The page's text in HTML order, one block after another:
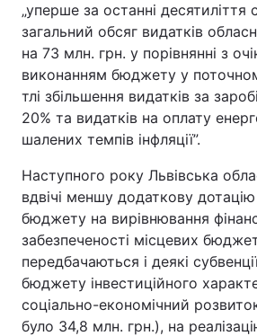
„уперше за останні десятиліття
загальний обсяг видатків
на 73 млн. грн. у порівнянні з
виконанням бюджету у
тлі збільшення видатків за
20% та видатків на оплату
шалених темпів інфляції”.
Наступного року Львівська
вдвічі меншу додаткову
бюджету на вирівнювання
забезпеченості місцевих
передбачаються і деякі
бюджету інвестиційного
соціально-економічний
було 34,8 млн. грн.), на